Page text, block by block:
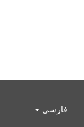
فارسی